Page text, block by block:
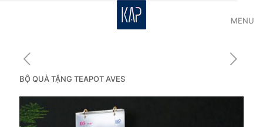
MENU
BỘ QUÀ TẶNG TEAPOT AVES